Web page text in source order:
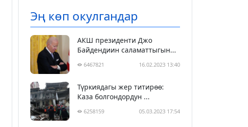
Эң көп окулгандар
АКШ президенти Джо
Байдендиин саламаттыгын...
6467821 16.02.2023 13:40
Түркиядагы жер титирөө:
Каза болгондордун ...
6258159 05.03.2023 17:54